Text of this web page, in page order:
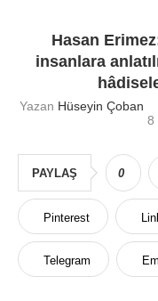
Hasan
insanlara
Yazan Hüseyin Çoban
8
PAYLAŞ 0
Pinterest
Telegram